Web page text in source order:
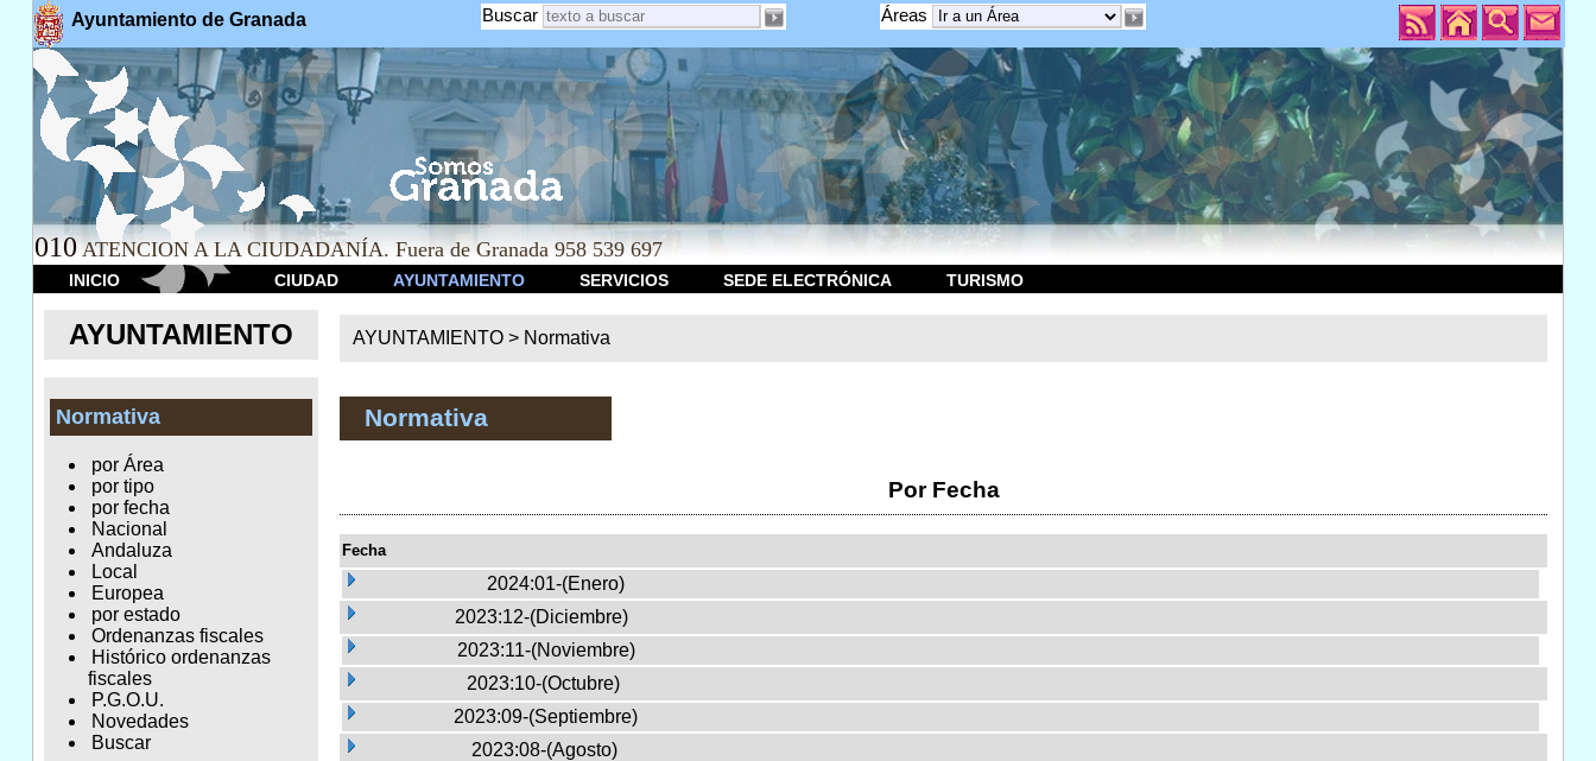
Ayuntamiento de Granada Áreas
Buscar
010 ATENCION A LA CIUDADANÍA. Fuera de Granada 958 539 697
INICIO CIUDAD AYUNTAMIENTO SERVICIOS SEDE ELECTRÓNICA TURISMO
AYUNTAMIENTO
Normativa
por Área
por tipo
por fecha
Nacional
Andaluza
Local
Europea
por estado
Ordenanzas fiscales
Histórico ordenanzas
fiscales
P.G.O.U.
Novedades
Buscar
AYUNTAMIENTO > Normativa
Normativa
Por Fecha
Fecha
2024:01-(Enero)
2023:12-(Diciembre)
2023:11-(Noviembre)
2023:10-(Octubre)
2023:09-(Septiembre)
2023:08-(Agosto)